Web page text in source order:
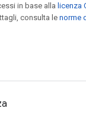
in base alla licenza
consulta lenorme